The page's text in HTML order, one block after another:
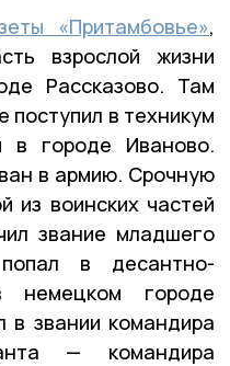
«Притамбовье»,
взрослой жизни
Рассказово. Там
поступил в техникум
в городе Иваново.
в армию. Срочную
из воинских частей
звание младшего
в десантно-
немецком городе
в звании командира
— командира